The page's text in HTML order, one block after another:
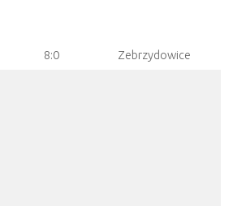
8:0 Zebrzydowice